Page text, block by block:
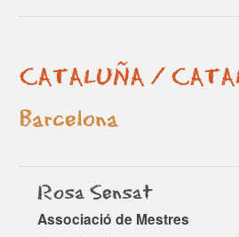
CATALUÑA /
Barcelona
Rosa Sensat
Associació de Mestres